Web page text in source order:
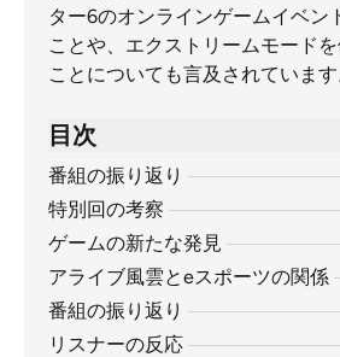
ター6のオンラインゲームイベン
ことや、エクストリームモード
ことについても言及されています
目次
番組の振り返り
特別回の考察
ゲームの新たな発見
アライブ風雲とeスポーツの関係
番組の振り返り
リスナーの反応